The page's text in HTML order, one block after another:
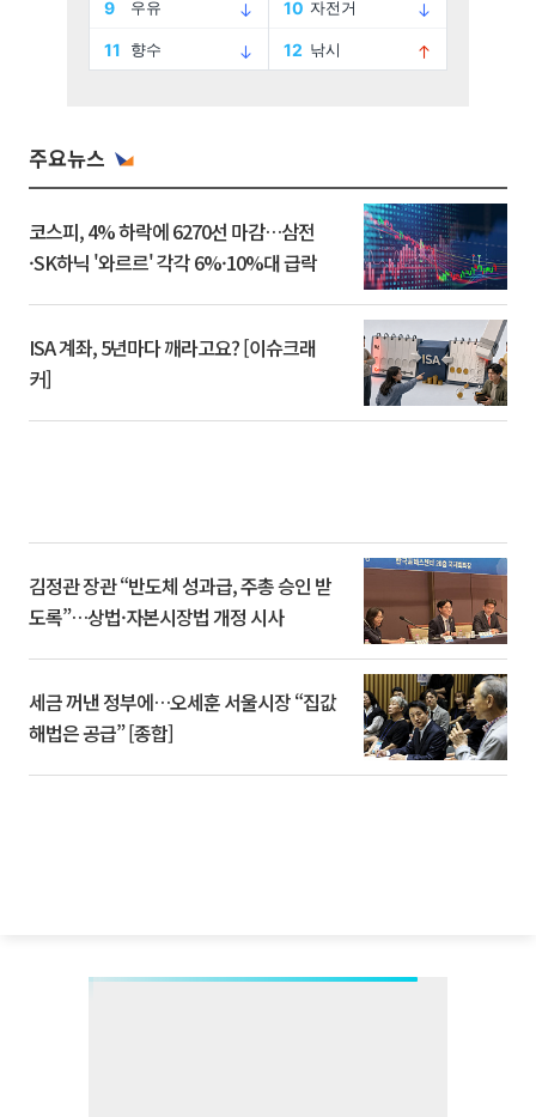
주요뉴스
코스피, 4% 하락에 6270선 마감…삼전
·SK하닉 '와르르' 각각 6%·10%대 급락
ISA 계좌, 5년마다 깨라고요? [이슈크래
커]
김정관 장관 “반도체 성과급, 주총 승인 받
도록”…상법·자본시장법 개정 시사
세금 꺼낸 정부에…오세훈 서울시장 “집값
해법은 공급” [종합]